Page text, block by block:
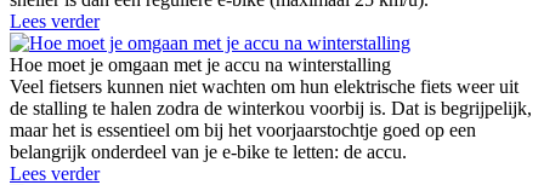
Lees verder
Hoe moet je omgaan met je accu na winterstalling
Veel fietsers kunnen niet wachten om hun elektrische fiets weer uit
de stalling te halen zodra de winterkou voorbij is. Dat is begrijpelijk,
maar het is essentieel om bij het voorjaarstochtje goed op een
belangrijk onderdeel van je e-bike te letten: de accu.
Lees verder